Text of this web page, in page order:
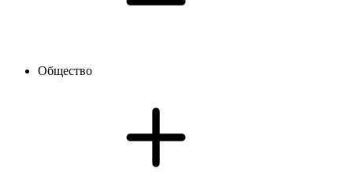
Общество